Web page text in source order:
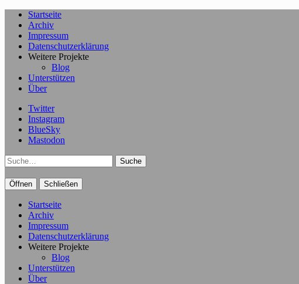
Startseite
Archiv
Impressum
Datenschutzerklärung
Weitere Projekte
Blog
Unterstützen
Über
Twitter
Instagram
BlueSky
Mastodon
Suche
Öffnen Schließen
Startseite
Archiv
Impressum
Datenschutzerklärung
Weitere Projekte
Blog
Unterstützen
Über